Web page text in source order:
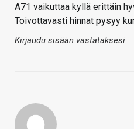
A71 vaikuttaa kyllä erittäin
Toivottavasti hinnat pysyy
Kirjaudu sisään vastataksesi